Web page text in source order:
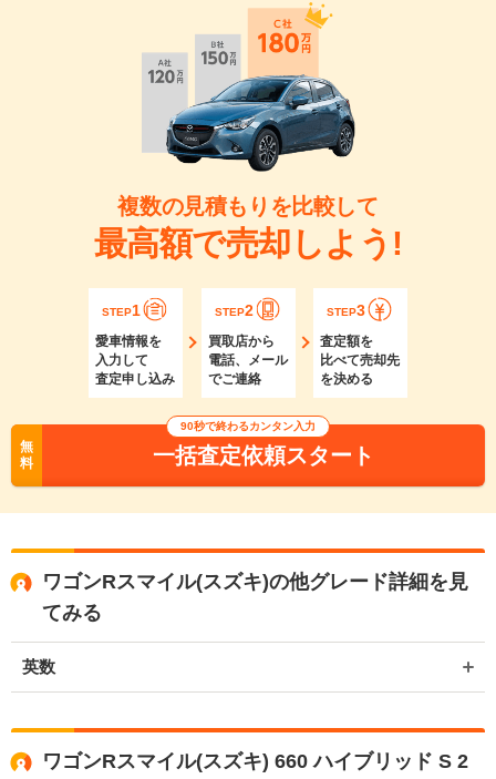
複数の見積もりを比較して
最高額で売却しよう!
STEP1
愛車情報を
入力して
査定申し込み
STEP2
買取店から
電話、メール
でご連絡
STEP3
査定額を
比べて売却先
を決める
無
料
90秒で終わるカンタン入力
一括査定依頼スタート
ワゴンRスマイル(スズキ)の他グレード詳細を見
てみる
英数
ワゴンRスマイル(スズキ) 660 ハイブリッド S 2